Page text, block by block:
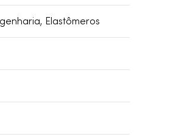
Elastômeros